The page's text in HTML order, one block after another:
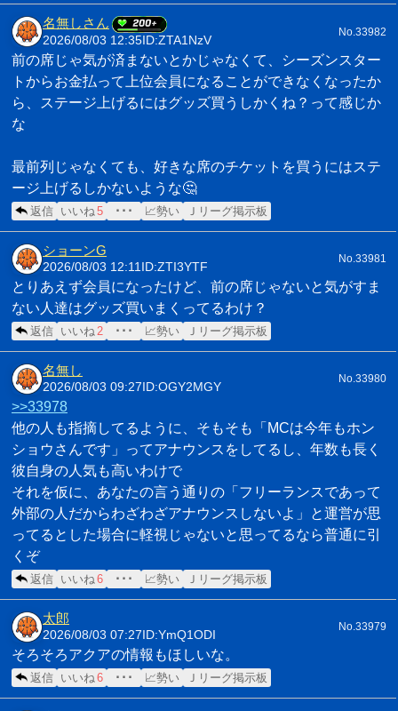
名無しさん
2026/08/03 12:35ID:ZTA1NzV
No.33982
前の席じゃ気が済まないとかじゃなくて、シーズンスター
トからお金払って上位会員になることができなくなったか
ら、ステージ上げるにはグッズ買うしかくね？って感じか
な
最前列じゃなくても、好きな席のチケットを買うにはステ
ージ上げるしかないような🤔
返信 いいね 5 ･･･ 📈勢い Ｊリーグ掲示板
ショーンG
2026/08/03 12:11 ID:ZTI3YTF
No.33981
とりあえず会員になったけど、前の席じゃないと気がすま
ない人達はグッズ買いまくってるわけ？
返信 いいね 2 ･･･ 📈勢い Ｊリーグ掲示板
名無し
2026/08/03 09:27ID:OGY2MGY
No.33980
>>33978
他の人も指摘してるように、そもそも「MCは今年もホン
ショウさんです」ってアナウンスをしてるし、年数も長く
彼自身の人気も高いわけで
それを仮に、あなたの言う通りの「フリーランスであって
外部の人だからわざわざアナウンスしないよ」と運営が思
ってるとした場合に軽視じゃないと思ってるなら普通に引
くぞ
返信 いいね 6 ･･･ 📈勢い Ｊリーグ掲示板
太郎
2026/08/03 07:27ID:YmQ1ODI
No.33979
そろそろアクアの情報もほしいな。
返信 いいね 6 ･･･ 📈勢い Ｊリーグ掲示板